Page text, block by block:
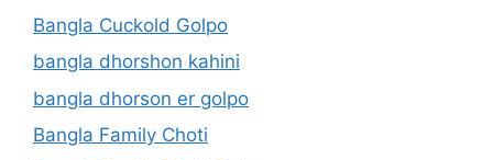
Bangla Cuckold Golpo
bangla dhorshon kahini
bangla dhorson er golpo
Bangla Family Choti